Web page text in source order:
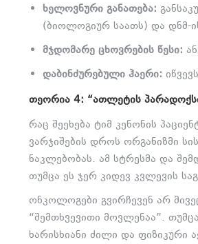
ხელოვნური განათება:
(ბიოლოგიურ საათს) და დნმ-
მჯდომარე ცხოვრების წესი:
დაბინძურებული ჰაერი:
ᲗᲔᲝᲠᲘᲐ 4: “ᲐᲗᲚᲔᲢᲘᲡ
რაც შეეხება ტიმ კენონის
ვარჯიშების დროს ორგანიზმი
ნაკლებობას. ამ სტრესმა და
თუმცა ეს ჯერ კიდევ კვლევის
ონკოლოგები გვირჩევენ არ
“შემთხვევითი მოვლენაა”.
ხარისხიანი ძილი და ფიზიკური